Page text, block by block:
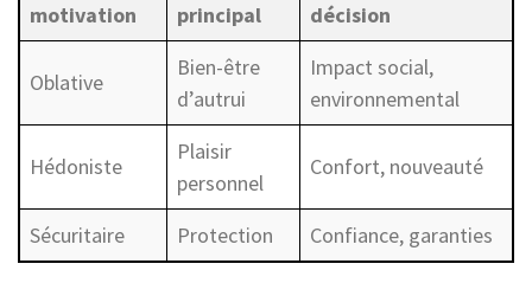
motivation
principal
décision
Oblative
Bien-être
d’autrui
Impact social,
environnemental
Hédoniste
Plaisir
personnel
Confort, nouveauté
Sécuritaire Protection Confiance, garanties